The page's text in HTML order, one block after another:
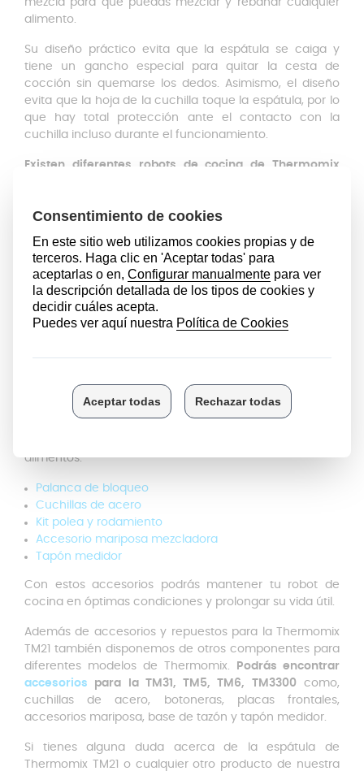
mezcla para que puedas mezclar y rebañar cualquier
alimento.
Su diseño práctico evita que la espátula se caiga y
tiene un gancho especial para quitar la cesta de
cocción sin quemarse los dedos. Asimismo, el diseño
evita que la hoja de la cuchilla toque la espátula, por lo
que hay total protección ante el contacto con la
cuchilla incluso durante el funcionamiento.
Existen diferentes robots de cocina de Thermomix
de la tuya.Puedes comprobar el número de serie de tu
carcasa inferior de la máquina.
Esta espátula ha sido
diseñada para el robot de cocina Thermomix TM21.
Esta espátula de Thermomix TM21 es apta para el
lavavajillas, lo que facilita la limpieza notablemente y te
hace ahorrar tiempo. También puedes lavarlo con
Descubre más accesorios y
repuestos Thermomix
alimentos:
Palanca de bloqueo
Cuchillas de acero
Kit polea y rodamiento
Accesorio mariposa mezcladora
Tapón medidor
Con estos accesorios podrás mantener tu robot de
cocina en óptimas condiciones y prolongar su vida útil.
Además de accesorios y repuestos para la Thermomix
TM21 también disponemos de otros componentes para
diferentes modelos de Thermomix.
Podrás encontrar
accesorios para la TM31, TM5, TM6, TM3300 como,
cuchillas de acero, botoneras, placas frontales,
accesorios mariposa, base de tazón y tapón medidor.
Si tienes alguna duda acerca de la espátula de
Thermomix TM21 o cualquier otro producto de nuestra